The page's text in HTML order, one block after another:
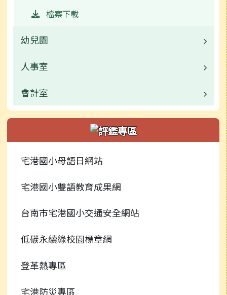
評鑑專區
學校規範
新聞報導
捐贈芳名錄
檔案下載
幼兒園
校園公告
業務職掌
活動相簿
新聞報導
榮譽榜
校園影音
常用連結
檔案下載
行事曆
人事室
業務職掌
校園公告
常用連結
行事曆
會計室
業務職掌
校園公告
常用連結
行事曆
宅港國小母語日網站
宅港國小雙語教育成果網
台南市宅港國小交通安全網站
低碳永續綠校園標章網
登革熱專區
宅港防災專區